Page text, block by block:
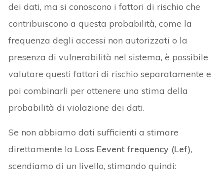
dei dati, ma si conoscono i fattori di rischio che
contribuiscono a questa probabilità, come la
frequenza degli accessi non autorizzati o la
presenza di vulnerabilità nel sistema, è possibile
valutare questi fattori di rischio separatamente e
poi combinarli per ottenere una stima della
probabilità di violazione dei dati.
Se non abbiamo dati sufficienti a stimare
direttamente la Loss Eevent frequency (Lef),
scendiamo di un livello, stimando quindi: